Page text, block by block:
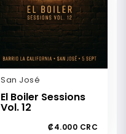
San José
El Boiler Sessions
Vol. 12
₡4.000 CRC